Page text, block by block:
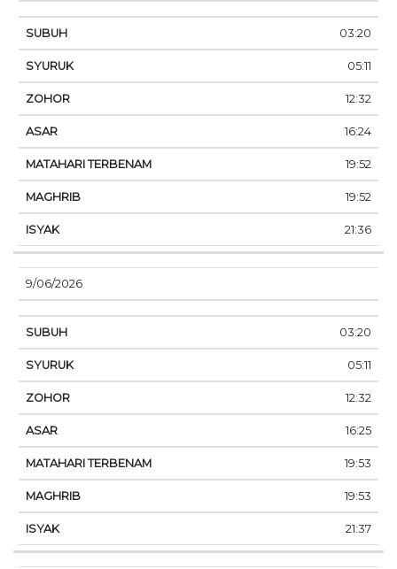
03:20
05:11
12:32
16:24
19:52
19:52
21:36
9/06/2026
03:20
05:11
12:32
16:25
19:53
19:53
21:37